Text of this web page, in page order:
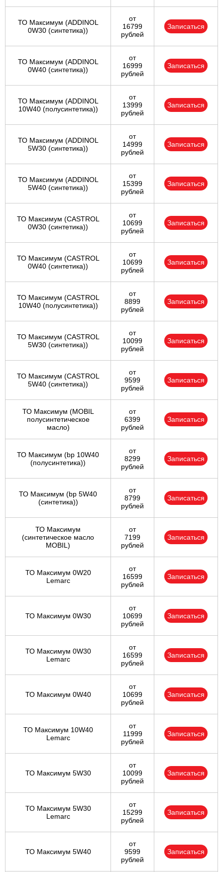
ТО Максимум (ADDINOL
0W30 (синтетика))
от
16799
рублей
Записаться
ТО Максимум (ADDINOL
0W40 (синтетика))
от
16999
рублей
Записаться
ТО Максимум (ADDINOL
10W40 (полусинтетика))
от
13999
рублей
Записаться
ТО Максимум (ADDINOL
5W30 (синтетика))
от
14999
рублей
Записаться
ТО Максимум (ADDINOL
5W40 (синтетика))
от
15399
рублей
Записаться
ТО Максимум (CASTROL
0W30 (синтетика))
от
10699
рублей
Записаться
ТО Максимум (CASTROL
0W40 (синтетика))
от
10699
рублей
Записаться
ТО Максимум (CASTROL
10W40 (полусинтетика))
от
8899
рублей
Записаться
ТО Максимум (CASTROL
5W30 (синтетика))
от
10099
рублей
Записаться
ТО Максимум (CASTROL
5W40 (синтетика))
от
9599
рублей
Записаться
ТО Максимум (MOBIL
полуcинтетическое
масло)
от
6399
рублей
Записаться
ТО Максимум (bp 10W40
(полусинтетика))
от
8299
рублей
Записаться
ТО Максимум (bp 5W40
(синтетика))
от
8799
рублей
Записаться
ТО Максимум
(cинтетическое масло
MOBIL)
от
7199
рублей
Записаться
ТО Максимум 0W20
Lemarc
от
16599
рублей
Записаться
ТО Максимум 0W30
от
10699
рублей
Записаться
ТО Максимум 0W30
Lemarc
от
16599
рублей
Записаться
ТО Максимум 0W40
от
10699
рублей
Записаться
ТО Максимум 10W40
Lemarc
от
11999
рублей
Записаться
ТО Максимум 5W30
от
10099
рублей
Записаться
ТО Максимум 5W30
Lemarc
от
15299
рублей
Записаться
ТО Максимум 5W40
от
9599
рублей
Записаться